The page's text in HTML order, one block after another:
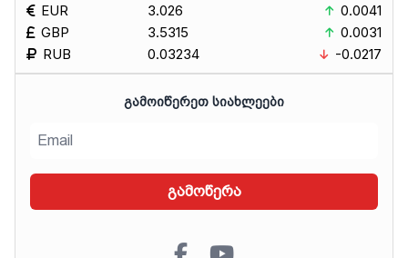
EUR
GBP
RUB
3.026
3.5315
0.03234
0.0041
0.0031
-0.0217
ᲒᲐᲛᲝᲘᲬᲔᲠᲔᲗ ᲡᲘᲐᲮᲚᲔᲔᲑᲘ
გამოწერა